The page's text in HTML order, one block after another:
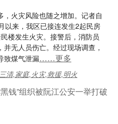
火灾风险也随之增加。记者自
以来，我区已接连发生2起民房
楼发生火灾。接警后，消防员
无人员伤亡。经过现场调查，
致煤气泄漏……更多
清,家庭,火灾,救援,明火